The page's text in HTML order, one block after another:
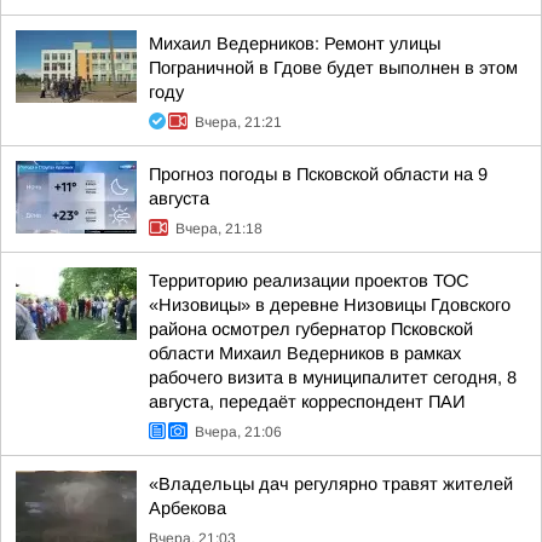
Михаил Ведерников: Ремонт улицы
Пограничной в Гдове будет выполнен в этом
году
Вчера, 21:21
Прогноз погоды в Псковской области на 9
августа
Вчера, 21:18
Территорию реализации проектов ТОС
«Низовицы» в деревне Низовицы Гдовского
района осмотрел губернатор Псковской
области Михаил Ведерников в рамках
рабочего визита в муниципалитет сегодня, 8
августа, передаёт корреспондент ПАИ
Вчера, 21:06
«Владельцы дач регулярно травят жителей
Арбекова
Вчера, 21:03